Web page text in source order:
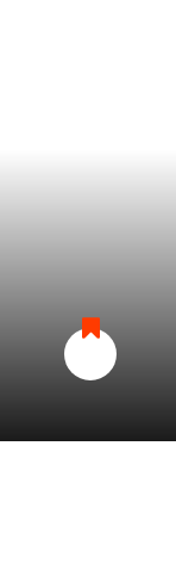
Προσθήκη